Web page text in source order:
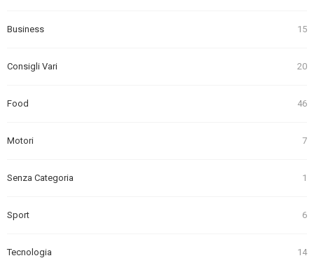
Business 15
Consigli Vari 20
Food 46
Motori 7
Senza Categoria 1
Sport 6
Tecnologia 14